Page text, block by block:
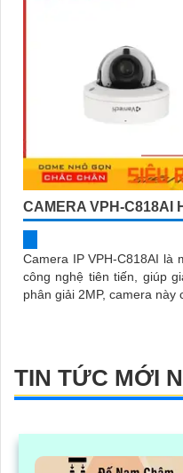
CAMERA VPH-C818AI
Camera IP VPH-C818AI là
công nghệ tiên tiến, giúp
phân giải 2MP, camera
TIN TỨC MỚI